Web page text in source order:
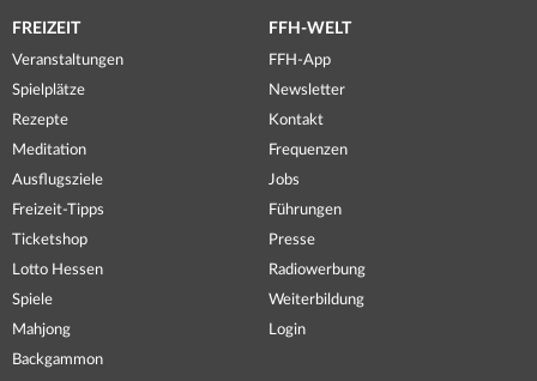
FREIZEIT
Veranstaltungen
Spielplätze
Rezepte
Meditation
Ausflugsziele
Freizeit-Tipps
Ticketshop
Lotto Hessen
Spiele
Mahjong
Backgammon
FFH-WELT
FFH-App
Newsletter
Kontakt
Frequenzen
Jobs
Führungen
Presse
Radiowerbung
Weiterbildung
Login